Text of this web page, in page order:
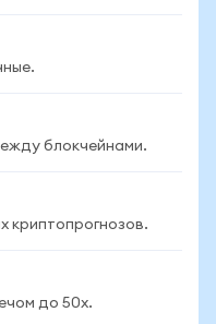
блокчейнами.
криптопрогнозов.
до 50x.